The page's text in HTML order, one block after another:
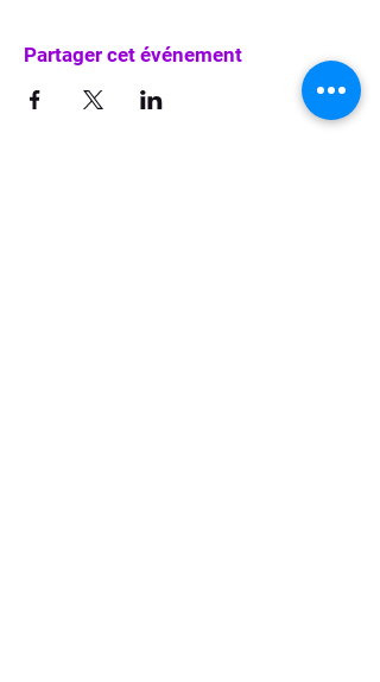
Partager cet événement